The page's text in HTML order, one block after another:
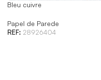
Bleu cuivre
Papel de Parede
REF: 28926404